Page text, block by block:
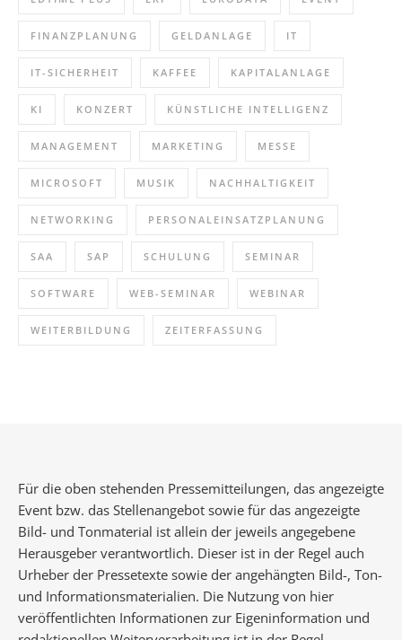
FINANZPLANUNG GELDANLAGE IT
IT-SICHERHEIT KAFFEE KAPITALANLAGE
KI KONZERT KÜNSTLICHE INTELLIGENZ
MANAGEMENT MARKETING MESSE
MICROSOFT MUSIK NACHHALTIGKEIT
NETWORKING PERSONALEINSATZPLANUNG
SAA SAP SCHULUNG SEMINAR
SOFTWARE WEB-SEMINAR WEBINAR
WEITERBILDUNG ZEITERFASSUNG
Für die oben stehenden Pressemitteilungen, das angezeigte
Event bzw. das Stellenangebot sowie für das angezeigte
Bild- und Tonmaterial ist allein der jeweils angegebene
Herausgeber verantwortlich. Dieser ist in der Regel auch
Urheber der Pressetexte sowie der angehängten Bild-, Ton-
und Informationsmaterialien. Die Nutzung von hier
veröffentlichten Informationen zur Eigeninformation und